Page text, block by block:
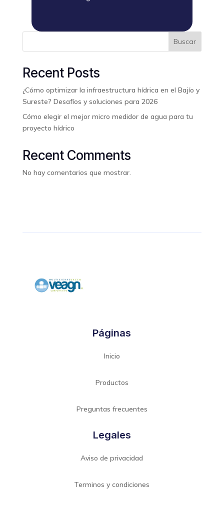
Buscar
Recent Posts
¿Cómo optimizar la infraestructura hídrica en el Bajío y
Sureste? Desafíos y soluciones para 2026
Cómo elegir el mejor micro medidor de agua para tu
proyecto hídrico
Recent Comments
No hay comentarios que mostrar.
Páginas
Inicio
Productos
Preguntas frecuentes
Legales
Aviso de privacidad
Terminos y condiciones